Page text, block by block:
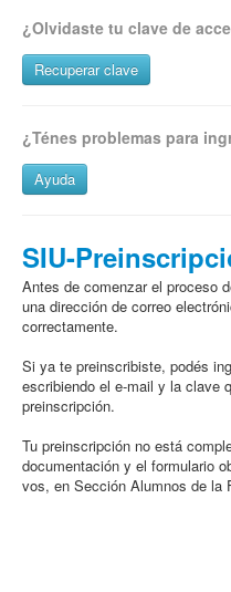
¿Olvidaste tu clave de
Recuperar clave
¿Ténes problemas para
Ayuda
SIU-
Antes de comenzar el proceso
una dirección de correo
correctamente.
Si ya te preinscribiste, podés
escribiendo el e-mail y la clave
preinscripción.
Tu preinscripción no está
documentación y el formulario
vos, en Sección Alumnos de la